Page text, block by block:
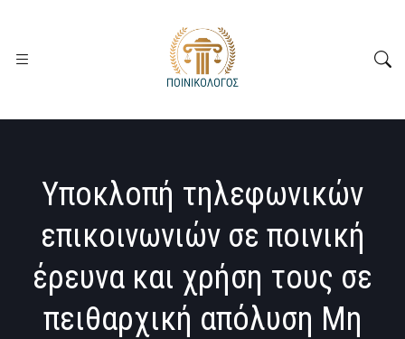
Υποκλοπή τηλεφωνικών
επικοινωνιών σε ποινική
έρευνα και χρήση τους σε
πειθαρχική απόλυση Μη